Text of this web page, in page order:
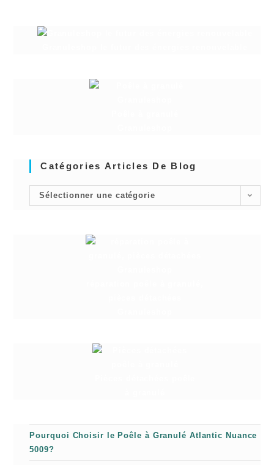
Catégories Articles De Blog
Sélectionner une catégorie
Pourquoi Choisir le Poêle à Granulé Atlantic Nuance
5009?